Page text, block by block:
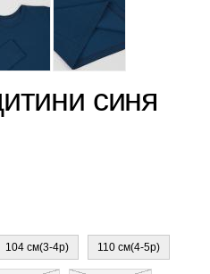
синя
104 см(3-4р) 110 см(4-5р)